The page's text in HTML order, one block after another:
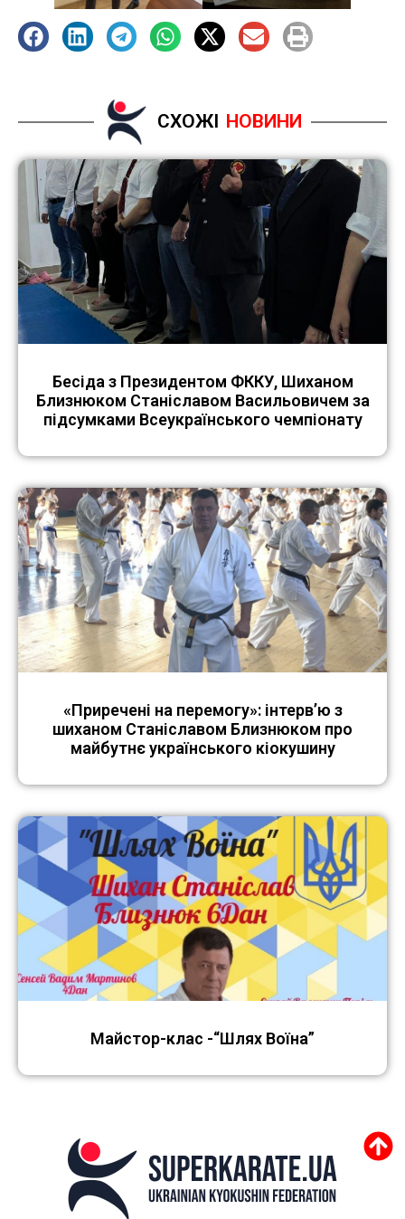
СХОЖІ НОВИНИ
Бесіда з Президентом ФККУ, Шиханом
Близнюком Станіславом Васильовичем за
підсумками Всеукраїнського чемпіонату
«Приречені на перемогу»: інтерв’ю з
шиханом Станіславом Близнюком про
майбутнє українського кіокушину
Майстор-клас -“Шлях Воїна”